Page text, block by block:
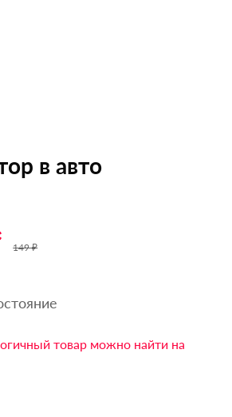
в авто
149 ₽
товар можно найти на